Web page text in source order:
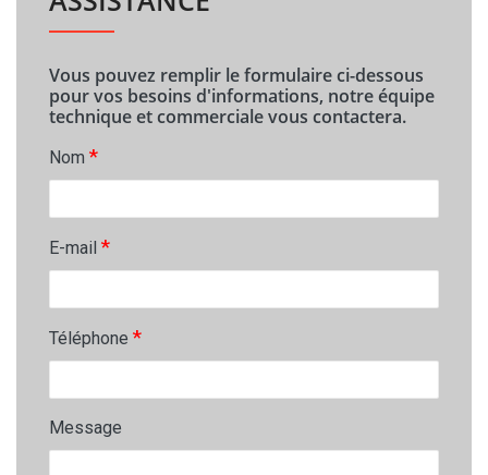
Vous pouvez remplir le formulaire ci-dessous
pour vos besoins d'informations, notre équipe
technique et commerciale vous contactera.
Nom *
E-mail *
Téléphone *
Message